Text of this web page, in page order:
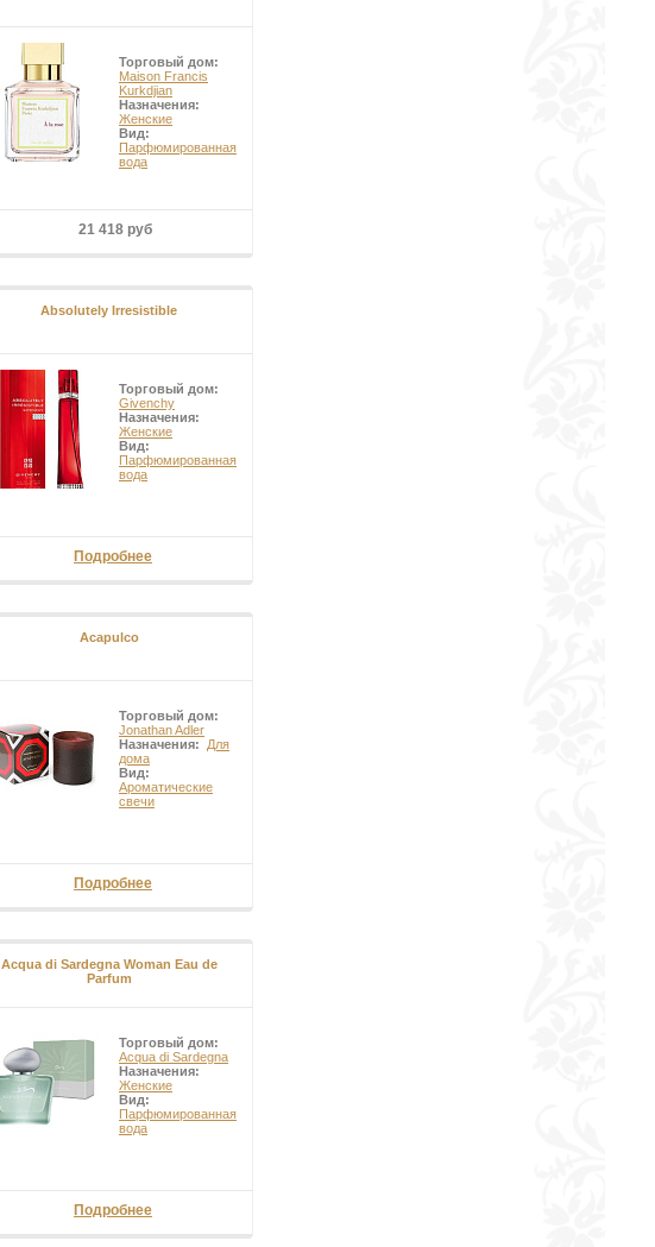
Торговый дом:
Maison Francis
Kurkdjian
Назначения:
Женские
Вид:
Парфюмированная
вода
21 418 руб
Absolutely Irresistible
Торговый дом:
Givenchy
Назначения:
Женские
Вид:
Парфюмированная
вода
Подробнее
Acapulco
Торговый дом:
Jonathan Adler
Назначения: Для
дома
Вид:
Ароматические
свечи
Подробнее
Acqua di Sardegna Woman Eau de
Parfum
Торговый дом:
Acqua di Sardegna
Назначения:
Женские
Вид:
Парфюмированная
вода
Подробнее